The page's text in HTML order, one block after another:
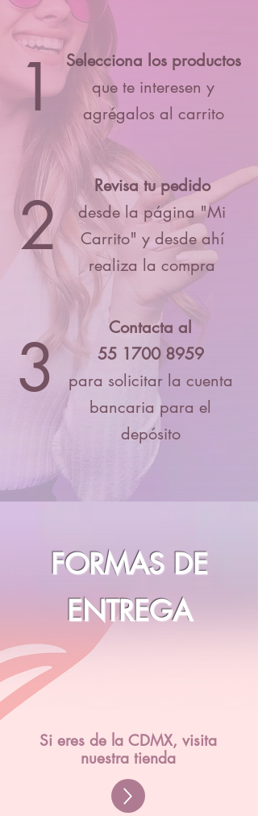
1 Selecciona los productos
que te interesen y
agrégalos al carrito
2
Revisa tu pedido
desde la página "Mi
Carrito" y desde ahí
realiza la compra
3
Contacta al
55 1700 8959
para solicitar la cuenta
bancaria para el
depósito
FORMAS DE
ENTREGA
Si eres de la CDMX, visita
nuestra tienda